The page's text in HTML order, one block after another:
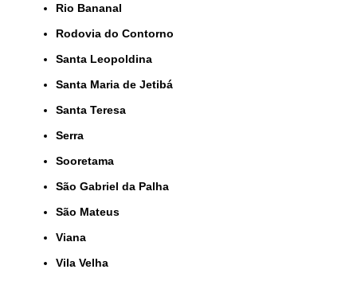
Rio Bananal
Rodovia do Contorno
Santa Leopoldina
Santa Maria de Jetibá
Santa Teresa
Serra
Sooretama
São Gabriel da Palha
São Mateus
Viana
Vila Velha